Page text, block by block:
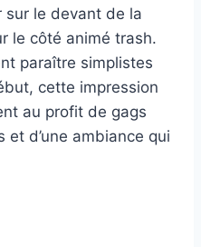
le devant de la
le côté animé trash.
paraître simplistes
cette impression
au profit de gags
d’une ambiance qui